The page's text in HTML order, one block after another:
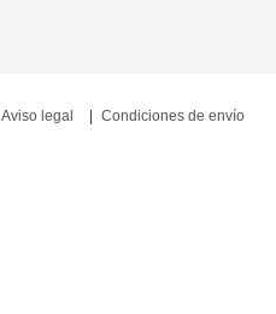
Aviso legal Condiciones de envío